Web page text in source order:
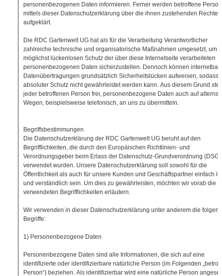
personenbezogenen Daten informieren. Ferner werden betroffene
mittels dieser Datenschutzerklärung über die ihnen zustehenden Rechte
aufgeklärt.
Die RDC Gartenwelt UG hat als für die Verarbeitung Verantwortlicher
zahlreiche technische und organisatorische Maßnahmen umgesetzt, um
möglichst lückenlosen Schutz der über diese Internetseite verarbeiteten
personenbezogenen Daten sicherzustellen. Dennoch können
Datenübertragungen grundsätzlich Sicherheitslücken aufweisen, sodass
absoluter Schutz nicht gewährleistet werden kann. Aus diesem Grund
jeder betroffenen Person frei, personenbezogene Daten auch auf
Wegen, beispielsweise telefonisch, an uns zu übermitteln.
Begriffsbestimmungen
Die Datenschutzerklärung der RDC Gartenwelt UG beruht auf den
Begrifflichkeiten, die durch den Europäischen Richtlinien- und
Verordnungsgeber beim Erlass der Datenschutz-Grundverordnung
verwendet wurden. Unsere Datenschutzerklärung soll sowohl für die
Öffentlichkeit als auch für unsere Kunden und Geschäftspartner einfach
und verständlich sein. Um dies zu gewährleisten, möchten wir vorab die
verwendeten Begrifflichkeiten erläutern.
Wir verwenden in dieser Datenschutzerklärung unter anderem die
Begriffe:
1) Personenbezogene Daten
Personenbezogene Daten sind alle Informationen, die sich auf eine
identifizierte oder identifizierbare natürliche Person (im Folgenden
Person“) beziehen. Als identifizierbar wird eine natürliche Person